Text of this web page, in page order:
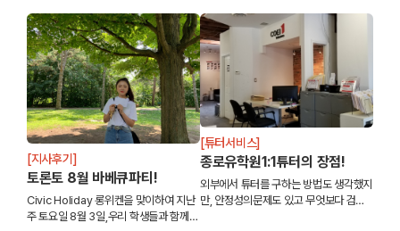
[지사후기]
토론토 8월 바베큐파티!
Civic Holiday 롱위켄을 맞이하여 지난
주 토요일 8월 3일,우리 학생들과 함께
[튜터서비스]
종로유학원1:1튜터의 장점!
외부에서 튜터를 구하는 방법도 생각했지
만, 안정성의문제도 있고 무엇보다 검증